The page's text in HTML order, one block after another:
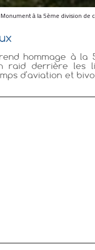
Monument à la 5ème division de
hommage à la
raid derrière les
d'aviation et